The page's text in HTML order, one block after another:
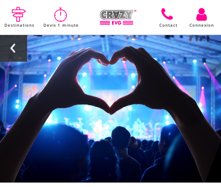
Destinations Devis 1 minute Contact Connexion